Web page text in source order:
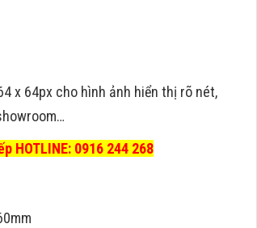
x 64px cho hình ảnh hiển thị rõ nét,
HOTLINE: 0916 244 268